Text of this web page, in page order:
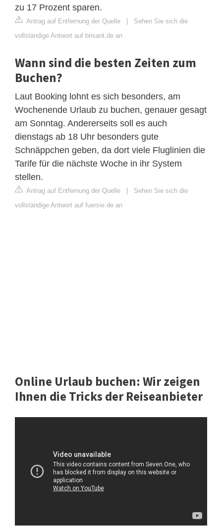
zu 17 Prozent sparen.
Antrag auf Entfernung der Quelle
Sehen Sie sich die
vollständige Antwort auf brisant.de an
Wann sind die besten Zeiten zum
Buchen?
Laut Booking lohnt es sich besonders, am
Wochenende Urlaub zu buchen, genauer gesagt
am Sonntag. Andererseits soll es auch
dienstags ab 18 Uhr besonders gute
Schnäppchen geben, da dort viele Fluglinien die
Tarife für die nächste Woche in ihr System
stellen.
Antrag auf Entfernung der Quelle
Sehen Sie sich die
vollständige Antwort auf fuersie.de an
Online Urlaub buchen: Wir zeigen
Ihnen die Tricks der Reiseanbieter